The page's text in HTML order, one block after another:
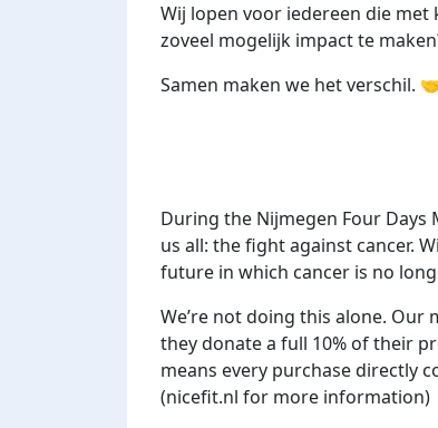
Wij lopen voor iedereen die met
zoveel mogelijk impact te
Samen maken we het verschil.
During the Nijmegen Four Days
us all: the fight against cancer.
future in which cancer is no
We’re not doing this alone. Our
they donate a full 10% of their
means every purchase directly
(nicefit.nl for more information)